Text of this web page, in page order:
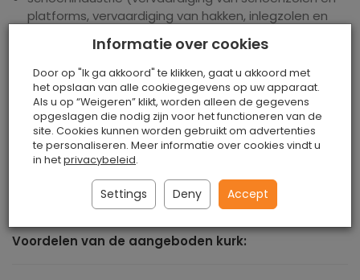
platforms, vervaardiging van hakken, inlegzolen en
reclame- en decoratiebranche (matten, houders,
kurkaccessoires, kurkborden, reclameartikelen)
hengelsport (hengelhouders),
meubelindustrie (inlegwerk en fineer)
auto-industrie (kurken onderlaag en
afstandhouders)
modelbouw, onderdelen voor muziekinstrumenten
speelgoedonderdelen en nog veel meer
Voordelen van de aangeboden kurk:
Informatie over cookies
Door op "Ik ga akkoord" te klikken, gaat u akkoord met
het opslaan van alle cookiegegevens op uw apparaat.
Als u op “Weigeren” klikt, worden alleen de gegevens
opgeslagen die nodig zijn voor het functioneren van de
site. Cookies kunnen worden gebruikt om advertenties
te personaliseren. Meer informatie over cookies vindt u
in hetprivacybeleid.
Settings Deny Accept